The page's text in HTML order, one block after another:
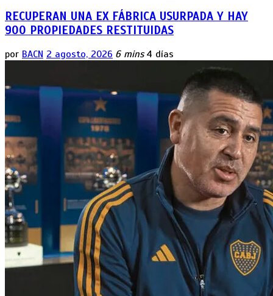
RECUPERAN UNA EX FÁBRICA USURPADA Y HAY
900 PROPIEDADES RESTITUIDAS
por BACN 2 agosto, 2026 6 mins 4 días